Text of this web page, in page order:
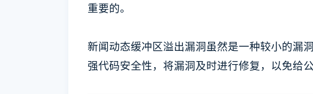
重要的。
新闻动态缓冲区溢出漏洞虽然是一种较小的漏
强代码安全性，将漏洞及时进行修复，以免给